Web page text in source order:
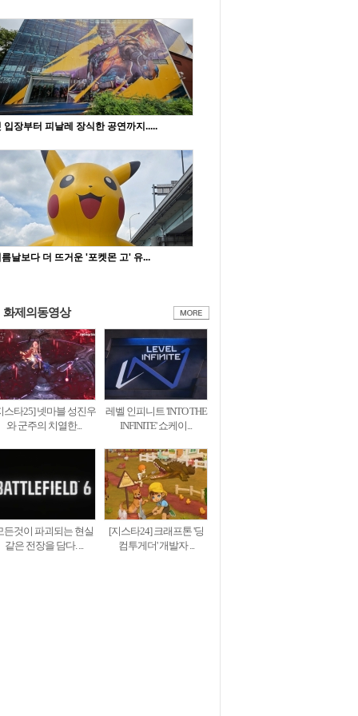
입장부터 피날레 장식한 공연까지.....
날보다 더 뜨거운 '포켓몬 고' 유...
화제의동영상
스타25] 넷마블 성진우
와 군주의 치열한...
레벨 인피니트 'INTO THE
INFINITE' 쇼케이...
든것이 파괴되는 현실
같은 전장을 담다. ...
[지스타24] 크래프톤 '딩
컴투게더' 개발자 ...